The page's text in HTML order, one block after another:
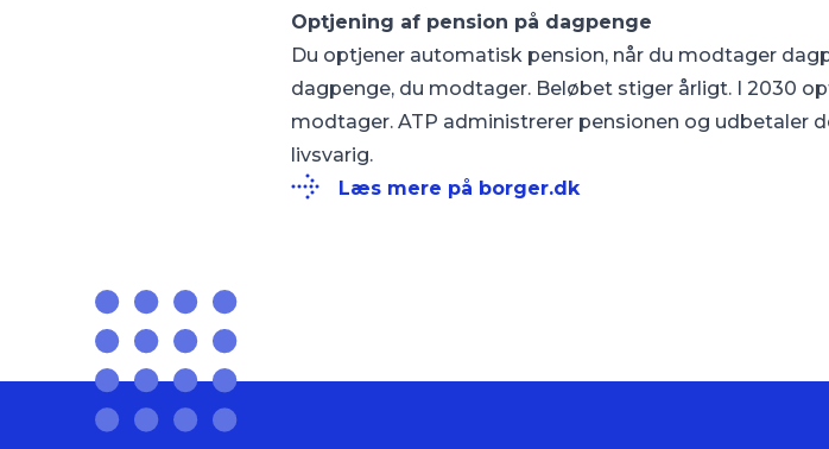
Optjening af pension på dagpenge
Du optjener automatisk pension, når du modtager
dagpenge, du modtager. Beløbet stiger årligt. I 2030
modtager. ATP administrerer pensionen og udbetaler
livsvarig.
Læs mere på borger.dk